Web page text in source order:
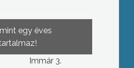
egy éves
Immár 3.